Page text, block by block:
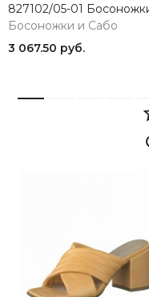
Босоножки и Сабо
3 067.50 руб.